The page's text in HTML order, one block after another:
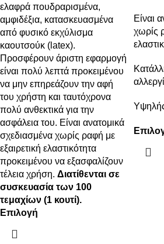
ελαφρά πουδραρισμένα,
αμφιδέξια, κατασκευασμένα
από φυσικό εκχύλισμα
καουτσούκ (latex).
Προσφέρουν άριστη εφαρμογή
είναι πολύ λεπτά προκειμένου
να μην επηρεάζουν την αφή
του χρήστη και ταυτόχρονα
πολύ ανθεκτικά για την
ασφάλεια του. Είναι ανατομικά
σχεδιασμένα χωρίς ραφή με
εξαιρετική ελαστικότητα
προκειμένου να εξασφαλίζουν
τέλεια χρήση. Διατίθενται σε
συσκευασία των 100
τεμαχίων (1 κουτί).
Επιλογή
Είναι
χωρίς